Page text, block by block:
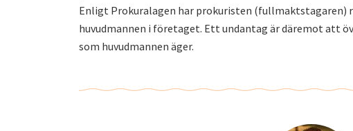
Enligt Prokuralagen har prokuristen
huvudmannen i företaget. Ett undantag är däremot att
som huvudmannen äger.